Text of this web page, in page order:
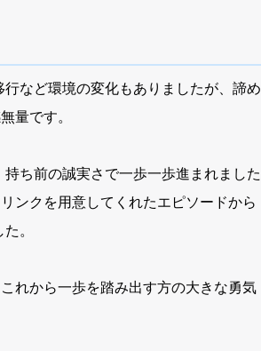
など環境の変化もありましたが、諦め
量です。
ち前の誠実さで一歩一歩進まれました
ンクを用意してくれたエピソードから
。
れから一歩を踏み出す方の大きな勇気